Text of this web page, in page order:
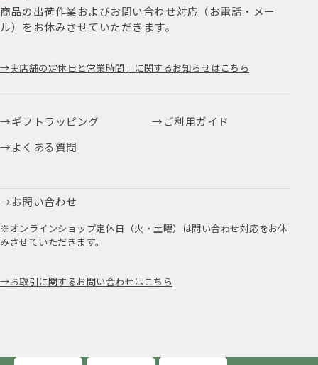
商品の出荷作業およびお問い合わせ対応（お電話・メー
ル）をお休みさせていただきます。
実店舗の定休日と営業時間」に関するお知らせはこちら
ギフトラッピング
ご利用ガイド
よくある質問
お問い合わせ
※オンラインショップ定休日（火・土曜）は問い合わせ対応をお休
みさせていただきます。
お取引に関するお問い合わせはこちら